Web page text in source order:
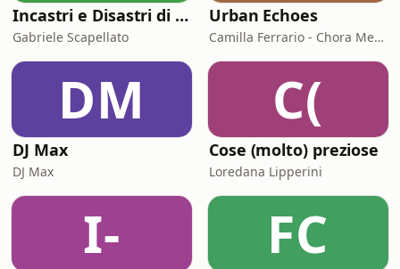
Incastri e Disastri di Coppia
Gabriele Scapellato
Urban Echoes
Camilla Ferrario - Chora Media
DM
DJ Max
DJ Max
C(
Cose (molto) preziose
Loredana Lipperini
I- FC